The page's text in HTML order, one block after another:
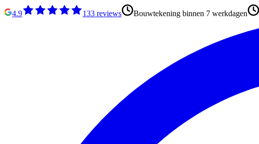
4.9 133 reviews Bouwtekening binnen 7 werkdagen